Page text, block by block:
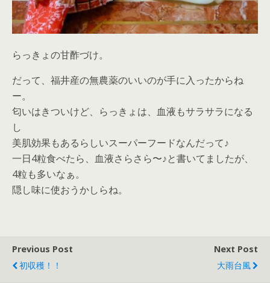
らっきょの甘酢づけ。
だって、福井産の無農薬のいいのが手に入ったからね
ー。
匂いはきついけど、らっきょは、血液もサラサラになる
し
美肌効果もあるらしいスーパーフードなんだって♪
一日4粒食べたら、血液さらさら〜♪と書いてましたが、
4粒も多いなぁ。
隠し味に使おうかしらね。
Previous Post
初収穫！！
Next Post
大雨台風